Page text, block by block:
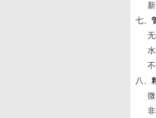
新
七、
无
水
不
八、
微
非